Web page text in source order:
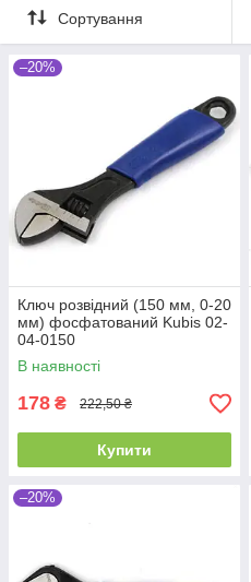
Сортування
–20%
Ключ розвідний (150 мм, 0-20
мм) фосфатований Kubis 02-
04-0150
В наявності
178 ₴ 222,50 ₴
Купити
–20%